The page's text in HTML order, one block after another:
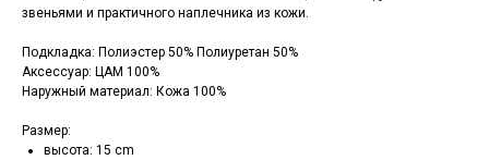
звеньями и практичного наплечника из кожи.
Подкладка: Полиэстер 50% Полиуретан 50%
Аксессуар: ЦАМ 100%
Наружный материал: Кожа 100%
Размер:
высота: 15 cm